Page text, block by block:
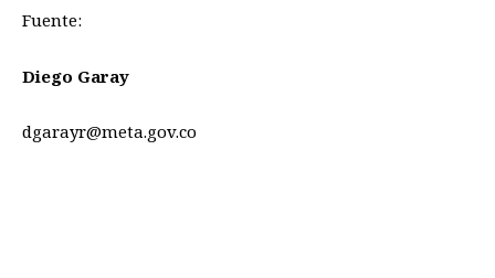
Fuente:
Diego Garay
dgarayr@meta.gov.co